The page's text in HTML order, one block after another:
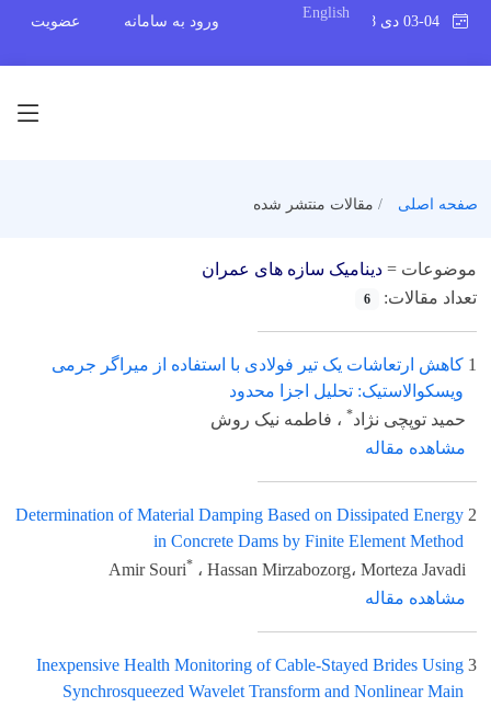
English
ورود به سامانه عضویت
صفحه اصلی مقالات منتشر شده
موضوعات = دینامیک سازه های عمران
تعداد مقالات:
6
1 کاهش ارتعاشات یک تیر فولادی با استفاده از میراگر جرمی
ویسکوالاستیک: تحلیل اجزا محدود
حمید توپچی نژاد* ، فاطمه نیک روش
مشاهده مقاله
2
Determination of Material Damping Based on Dissipated Energy
in Concrete Dams by Finite Element Method
Amir Souri* ، Hassan Mirzabozorg، Morteza Javadi
مشاهده مقاله
3
Inexpensive Health Monitoring of Cable-Stayed Brides Using
Synchrosqueezed Wavelet Transform and Nonlinear Main